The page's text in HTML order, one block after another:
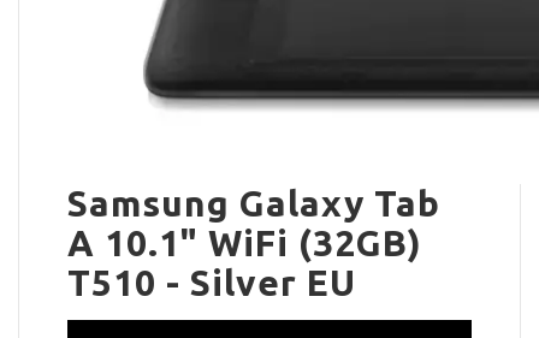
Samsung Galaxy Tab
A 10.1" WiFi (32GB)
T510 - Silver EU